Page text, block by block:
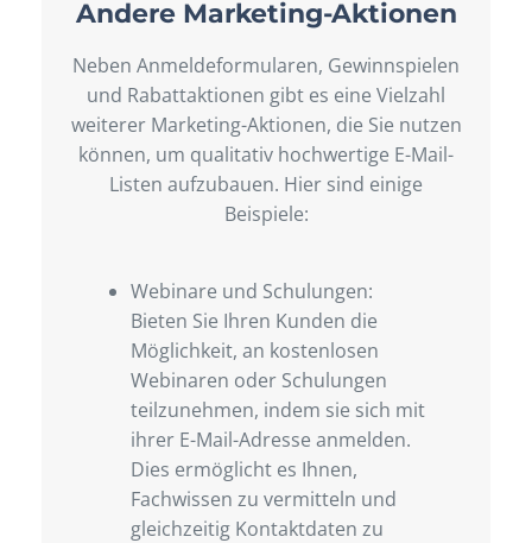
Andere Marketing-Aktionen
Neben Anmeldeformularen, Gewinnspielen
und Rabattaktionen gibt es eine Vielzahl
weiterer Marketing-Aktionen, die Sie nutzen
können, um qualitativ hochwertige E-Mail-
Listen aufzubauen. Hier sind einige
Beispiele:
Webinare und Schulungen:
Bieten Sie Ihren Kunden die
Möglichkeit, an kostenlosen
Webinaren oder Schulungen
teilzunehmen, indem sie sich mit
ihrer E-Mail-Adresse anmelden.
Dies ermöglicht es Ihnen,
Fachwissen zu vermitteln und
gleichzeitig Kontaktdaten zu